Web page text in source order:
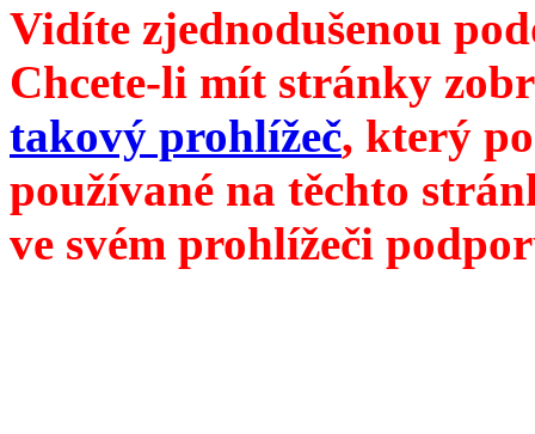
Vidíte zjednodušenou
Chcete-li mít stránky
takový prohlížeč, který
používané na těchto
ve svém prohlížeči